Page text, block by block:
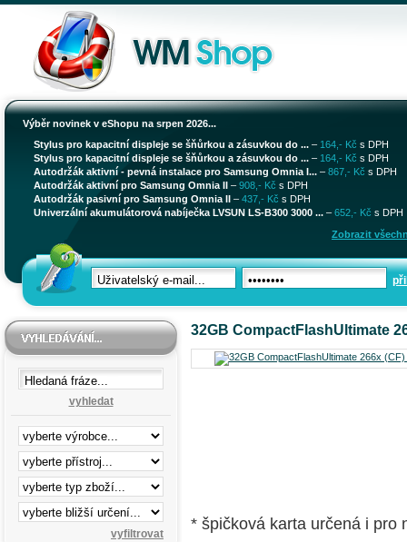
Výběr novinek v eShopu na srpen 2026...
Stylus pro kapacitní displeje se šňůrkou a zásuvkou do ... – 164,- Kč s DPH
Stylus pro kapacitní displeje se šňůrkou a zásuvkou do ... – 164,- Kč s DPH
Autodržák aktivní - pevná instalace pro Samsung Omnia I... – 867,- Kč s DPH
Autodržák aktivní pro Samsung Omnia II – 908,- Kč s DPH
Autodržák pasivní pro Samsung Omnia II – 437,- Kč s DPH
Univerzální akumulátorová nabíječka LVSUN LS-B300 3000 ... – 652,- Kč s DPH
Zobrazit
vyhledat
32GB CompactFlashUltimate
* špičková karta určená i pro